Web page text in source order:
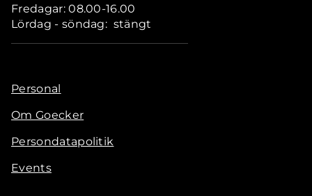
Fredagar: 08.00-16.00
Lördag - söndag: stängt
Personal
Om Goecker
Persondatapolitik
Events